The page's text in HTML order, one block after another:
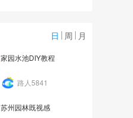
期：《错的时间遇见对...
4.2万
倩女幽魂手游《兰若寺缺
男》23——学医救不了...
6.1万
日 周 月
家园水池DIY教程
路人5841
苏州园林既视感